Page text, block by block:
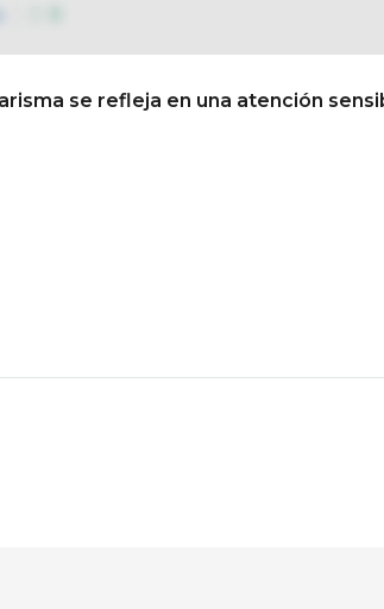
Conócenos Así educamos
se refleja en una atención